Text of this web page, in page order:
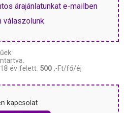
árajánlatunkat e-mailben
válaszolunk.
év felett: 500 ,-Ft/fő/éj
kapcsolat